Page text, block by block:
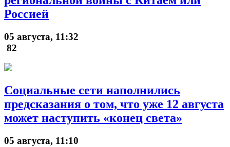
Россией
05 августа, 11:32
82
Социальные сети наполнились
предсказания о том, что уже 12 августа
может наступить «конец света»
05 августа, 11:10